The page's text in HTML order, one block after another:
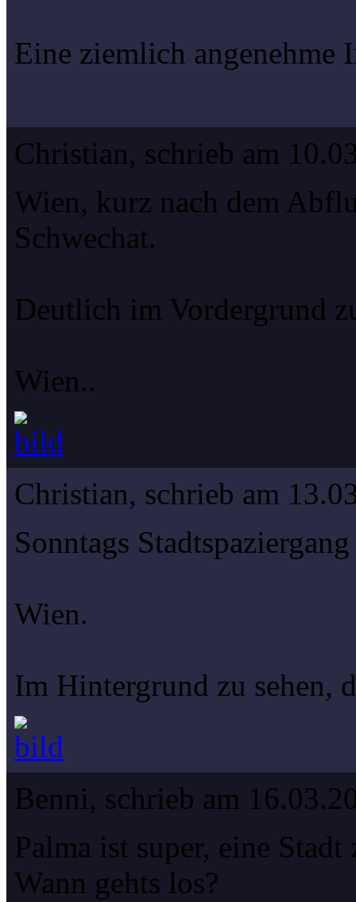
Eine ziemlich angenehme
Christian, schrieb am
Wien, kurz nach dem
Schwechat.
Deutlich im Vordergrund
Wien..
Christian, schrieb am
Sonntags
Wien.
Im Hintergrund zu sehen,
Benni, schrieb am
Palma ist super, eine
Wann gehts los?